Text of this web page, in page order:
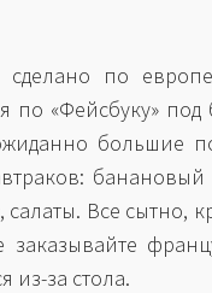
по
по «Фейсбуку» под
большие
банановый
Все сытно,
из-за стола.